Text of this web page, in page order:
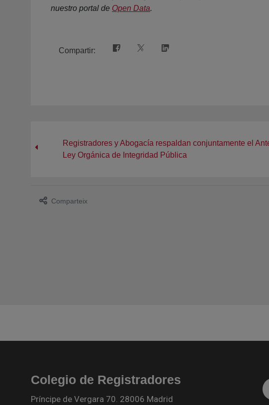
nuestro portal de Open Data.
Compartir:
Registradores y Abogacía respaldan conjuntamente el
Ley Orgánica de Integridad Pública
Comparteix
Colegio de Registradores
Príncipe de Vergara 70. 28006 Madrid